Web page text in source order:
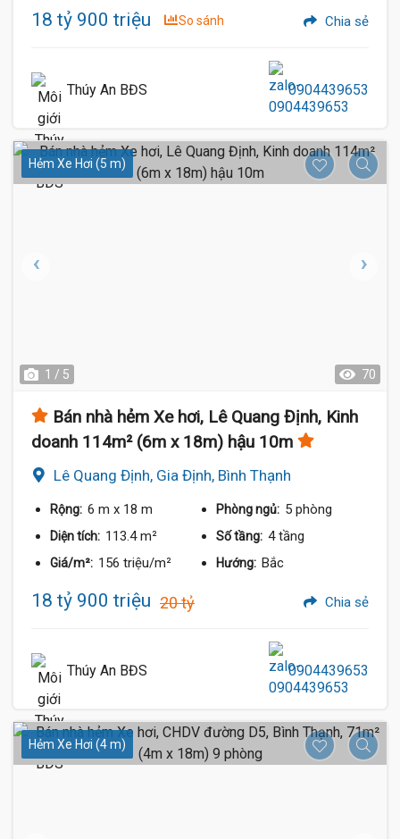
18 tỷ 900 triệu So sánh Chia sẻ
Thúy An BĐS 0904439653
Hẻm Xe Hơi (5 m)
1 / 5 70
Bán nhà hẻm Xe hơi, Lê Quang Định, Kinh
doanh 114m² (6m x 18m) hậu 10m
Lê Quang Định, Gia Định, Bình Thạnh
Rộng: 6 m x 18 m Phòng ngủ: 5 phòng
Diện tích: 113.4 m² Số tầng: 4 tầng
Giá/m²: 156 triệu/m² Hướng: Bắc
18 tỷ 900 triệu 20 tỷ Chia sẻ
Thúy An BĐS 0904439653
Hẻm Xe Hơi (4 m)